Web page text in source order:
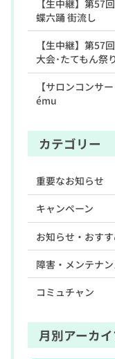
【生中継】第57
蝶六踊 街流し
【生中継】第57
大会･たてもん祭
【サロンコンサ
ému
カテゴリー
重要なお知らせ
キャンペーン
お知らせ・おす
障害・メンテナン
コミュチャン
月別アーカ